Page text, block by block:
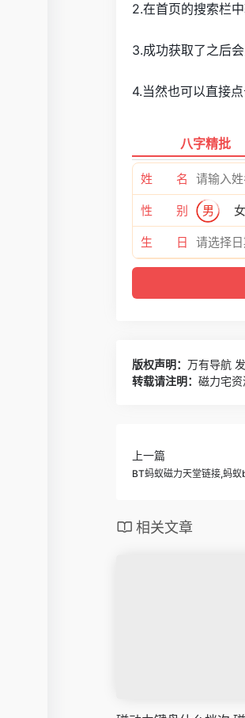
2.在首页的搜索栏
3.成功获取了之后
4.当然也可以直接
八字精批
姓 名
性 别 男 女
生 日
版权声明： 万有导航
转载请注明： 磁力宅资
上一篇
BT蚂蚁磁力天堂链接,蚂
相关文章